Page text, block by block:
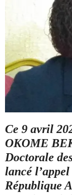
Ce 9 avril
OKOME
Doctorale
lancé
République